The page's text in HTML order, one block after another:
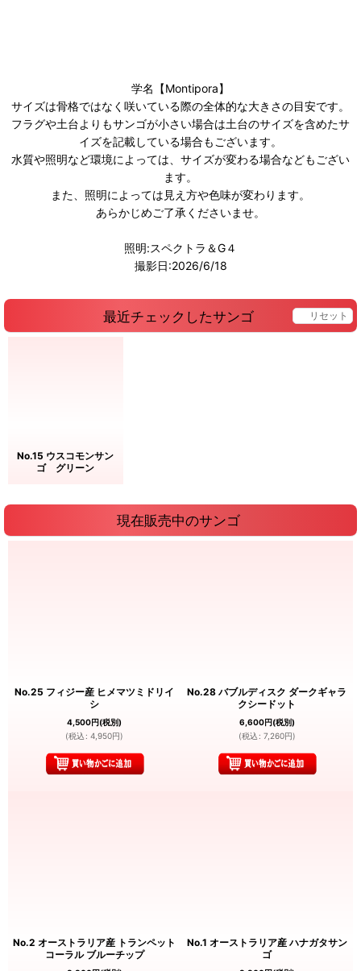
学名【Montipora】
サイズは骨格ではなく咲いている際の全体的な大きさの目安です。
フラグや土台よりもサンゴが小さい場合は土台のサイズを含めたサ
イズを記載している場合もございます。
水質や照明など環境によっては、サイズが変わる場合などもござい
ます。
また、照明によっては見え方や色味が変わります。
あらかじめご了承くださいませ。
照明:スペクトラ＆G４
撮影日:2026/6/18
最近チェックしたサンゴ リセット
No.15 ウスコモンサン
ゴ グリーン
現在販売中のサンゴ
No.25 フィジー産 ヒメマツミドリイ
シ
4,500円(税別)
(税込 : 4,950円)
No.28 バブルディスク ダークギャラ
クシードット
6,600円(税別)
(税込 : 7,260円)
No.2 オーストラリア産 トランペット
コーラル ブルーチップ
No.1 オーストラリア産 ハナガタサン
ゴ